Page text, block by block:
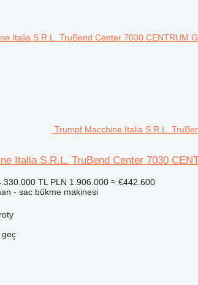
Trumpf Macchine Italia S.R.L.
Italia S.R.L. TruBend Center 7030
TL PLN 1.906.000 ≈ €442.600
- sac bükme makinesi
geç